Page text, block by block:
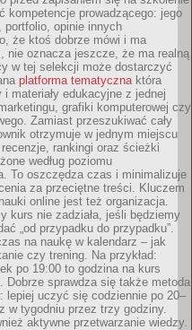
kompetencje prowadzącego: jego
portfolio, opinie innych
że ktoś dobrze mówi i ma
nie oznacza jeszcze, że ma realną
w tej selekcji może dostarczyć
platforma tematycznaktóra
materiały edukacyjne z jednej
grafiki komputerowej czy
Zamiast przeszukiwać cały
otrzymuje w jednym miejscu
rankingi oraz ścieżki
według poziomu
To oszczędza czas i minimalizuje
za przeciętne treści. Kluczem
online jest też organizacja.
kurs nie zadziała, jeśli będziemy
„od przypadku do przypadku”.
na naukę w kalendarz – jak
czy trening. Na przykład:
po 19:00 to godzina na kurs
Dobrze sprawdza się także metoda
lepiej uczyć się codziennie po 20–
w tygodniu przez trzy godziny.
aktywne przetwarzanie wiedzy.